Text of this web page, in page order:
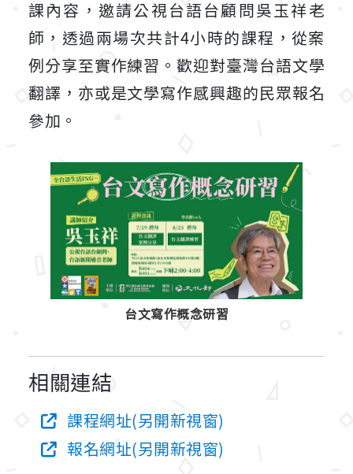
課內容，邀請公視台語台顧問吳玉祥老
師，透過兩場次共計4小時的課程，從案
例分享至實作練習。歡迎對臺灣台語文學
翻譯，亦或是文學寫作感興趣的民眾報名
參加。
台文寫作概念研習
相關連結
課程網址(另開新視窗)
報名網址(另開新視窗)